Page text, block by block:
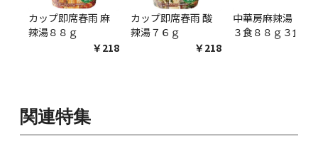
カップ即席春雨 麻
辣湯８８ｇ
￥218
カップ即席春雨 酸
辣湯７６ｇ
￥218
中華房麻辣湯 袋麺
３食８８ｇ３食
関連特集